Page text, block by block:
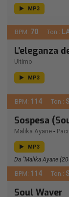
MP3
BPM: 70 Ton.:
L'eleganza
Ultimo
MP3
BPM: 114 Ton.:
Sospesa
Malika Ayane -
MP3
Da "Malika Ayane
BPM: 114 Ton.: SI
Soul Waver